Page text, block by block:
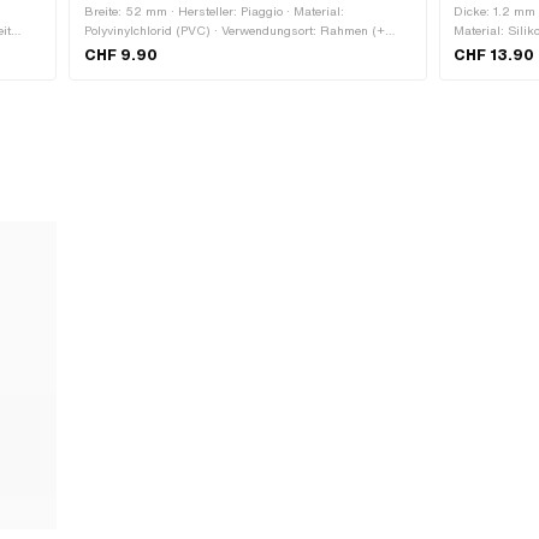
UV-
Breite: 52 mm · Hersteller: Piaggio · Material:
Polyvinylchlorid (PVC) · Verwendungsort: Rahmen (+
Tank) · Beschaffenheit Rückseite: Klebstoff · Höhe: 32
CHF 9.90
Dicke: 1.2 mm
Material:
CHF 13.90